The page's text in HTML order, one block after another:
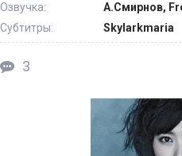
Озвучка:
А.Смирнов,
Субтитры:
Skylarkmaria
3